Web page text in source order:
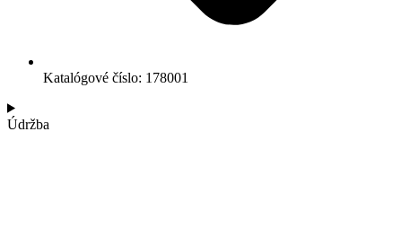
Katalógové číslo: 178001
Údržba